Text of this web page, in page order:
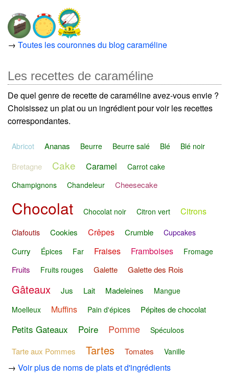
→ Toutes les couronnes du blog caraméline
Les recettes de caraméline
De quel genre de recette de caraméline avez-vous envie ?
Choisissez un plat ou un ingrédient pour voir les recettes
correspondantes.
Abricot Ananas Beurre Beurre salé Blé Blé noir
Bretagne Cake Caramel
Carrot cake
Champignons
Chandeleur Cheesecake
Chocolat Chocolat noir Citron vert Citrons
Clafoutis Cookies Crêpes Crumble Cupcakes
Curry Épices Far Fraises Framboises Fromage
Fruits Fruits rouges Galette Galette des Rois
Gâteaux Jus Lait Madeleines
Mangue
Moelleux
Muffins Pain d'épices Pépites de chocolat
Petits Gateaux Poire Pomme Spéculoos
Tarte aux Pommes Tartes Tomates Vanille
→ Voir plus de noms de plats et d'ingrédients